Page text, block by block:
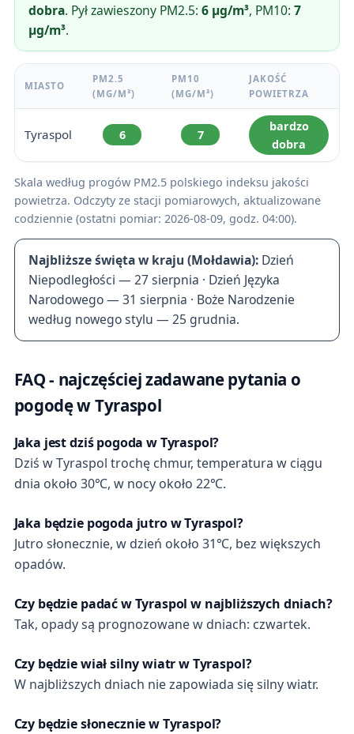
dobra. Pył zawieszony PM2.5:6 µg/m³, PM10:7
µg/m³.
MIASTO
PM2.5
(ΜG/M³)
PM10
(ΜG/M³)
JAKOŚĆ
POWIETRZA
Tyraspol 6 7
bardzo
dobra
Skala według progów PM2.5 polskiego indeksu jakości
powietrza. Odczyty ze stacji pomiarowych, aktualizowane
codziennie (ostatni pomiar: 2026-08-09, godz. 04:00).
Najbliższe święta w kraju (Mołdawia): Dzień
Niepodległości — 27 sierpnia · Dzień Języka
Narodowego — 31 sierpnia · Boże Narodzenie
według nowego stylu — 25 grudnia.
FAQ - najczęściej zadawane pytania o
pogodę w Tyraspol
Jaka jest dziś pogoda w Tyraspol?
Dziś w Tyraspol trochę chmur, temperatura w ciągu
dnia około 30℃, w nocy około 22℃.
Jaka będzie pogoda jutro w Tyraspol?
Jutro słonecznie, w dzień około 31℃, bez większych
opadów.
Czy będzie padać w Tyraspol w najbliższych dniach?
Tak, opady są prognozowane w dniach: czwartek.
Czy będzie wiał silny wiatr w Tyraspol?
W najbliższych dniach nie zapowiada się silny wiatr.
Czy będzie słonecznie w Tyraspol?